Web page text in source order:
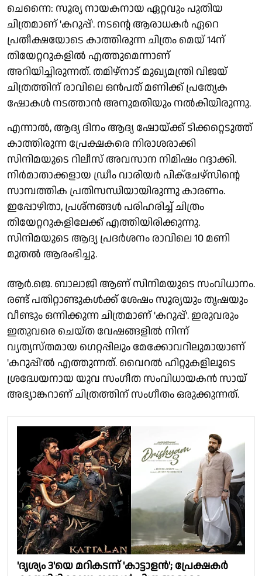
ചെന്നൈ: സൂര്യ നായകനായ ഏറ്റവും പുതിയ
ചിത്രമാണ് 'കറുപ്പ്'. നടന്റെ ആരാധകര്‍ ഏറെ
പ്രതീക്ഷയോടെ കാത്തിരുന്ന ചിത്രം മെയ് 14ന്
തിയേറ്ററുകളിൽ എത്തുമെന്നാണ്
അറിയിച്ചിരുന്നത്. തമിഴ്നാട് മുഖ്യമന്ത്രി വിജയ്
ചിത്രത്തിന് രാവിലെ ഒൻപത് മണിക്ക് പ്രത്യേക
ഷോകൾ നടത്താൻ അനുമതിയും നൽകിയിരുന്നു.
എന്നാൽ, ആദ്യ ദിനം ആദ്യ ഷോയ്ക്ക് ടിക്കറ്റെടുത്ത്
കാത്തിരുന്ന പ്രേക്ഷകരെ നിരാശരാക്കി
സിനിമയുടെ റിലീസ് അവസാന നിമിഷം റദ്ദാക്കി.
നിർമാതാക്കളായ ഡ്രീം വാരിയർ പിക്‌ചേഴ്സിന്റെ
സാമ്പത്തിക പ്രതിസന്ധിയായിരുന്നു കാരണം.
ഇപ്പോഴിതാ, പ്രശ്നങ്ങൾ പരിഹരിച്ച് ചിത്രം
തിയേറ്ററുകളിലേക്ക് എത്തിയിരിക്കുന്നു.
സിനിമയുടെ ആദ്യ പ്രദർശനം രാവിലെ 10 മണി
മുതൽ ആരംഭിച്ചു.
ആർ.ജെ. ബാലാജി ആണ് സിനിമയുടെ സംവിധാനം.
രണ്ട് പതിറ്റാണ്ടുകൾക്ക് ശേഷം സൂര്യയും തൃഷയും
വീണ്ടും ഒന്നിക്കുന്ന ചിത്രമാണ് 'കറുപ്പ്'. ഇരുവരും
ഇതുവരെ ചെയ്ത വേഷങ്ങളിൽ നിന്ന്
വ്യത്യസ്തമായ ഗെറ്റപ്പിലും മേക്കോവറിലുമായാണ്
'കറുപ്പി'ൽ എത്തുന്നത്. വൈറൽ ഹിറ്റുകളിലൂടെ
ശ്രദ്ധേയനായ യുവ സംഗീത സംവിധായകൻ സായ്
അഭ്യാങ്കറാണ് ചിത്രത്തിന് സംഗീതം ഒരുക്കുന്നത്.
'ദൃശ്യം 3'യെ മറികടന്ന് 'കാട്ടാളൻ'; പ്രേക്ഷകർ